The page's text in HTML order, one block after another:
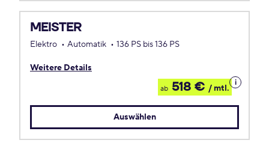
MEISTER
Elektro Automatik 136 PS bis 136 PS
Weitere Details
ab 518 € / mtl.
Details
zum
Auswählen